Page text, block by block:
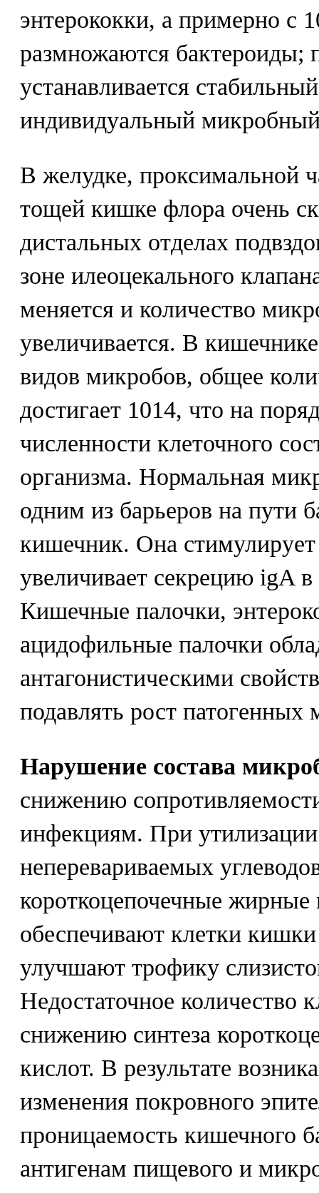
энтерококки, а примерно с
размножаются бактероиды;
устанавливается
индивидуальный
В желудке, проксимальной
тощей кишке флора очень
дистальных отделах
зоне илеоцекального
меняется и количество
увеличивается. В
видов микробов, общее
достигает 1014, что на
численности клеточного
организма. Нормальная
одним из барьеров на пути
кишечник. Она
увеличивает секрецию igA
Кишечные палочки,
ацидофильные палочки
антагонистическими
подавлять рост патогенных
Нарушение состава
снижению
инфекциям. При
неперевариваемых
короткоцепочечные
обеспечивают клетки
улучшают трофику
Недостаточное количество
снижению синтеза
кислот. В результате
изменения покровного
проницаемость кишечного
антигенам пищевого и